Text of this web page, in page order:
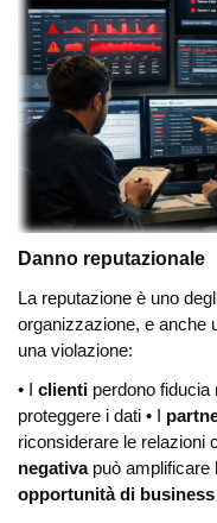
Danno reputazionale
La reputazione è uno
organizzazione, e anche
una violazione:
• I clienti perdono fiducia
proteggere i dati • I
riconsiderare le relazioni
negativapuò amplificare
opportunità di